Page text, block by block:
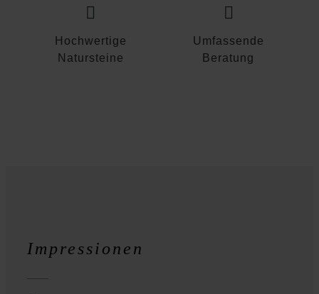
Hochwertige
Natursteine
Umfassende
Beratung
Impressionen